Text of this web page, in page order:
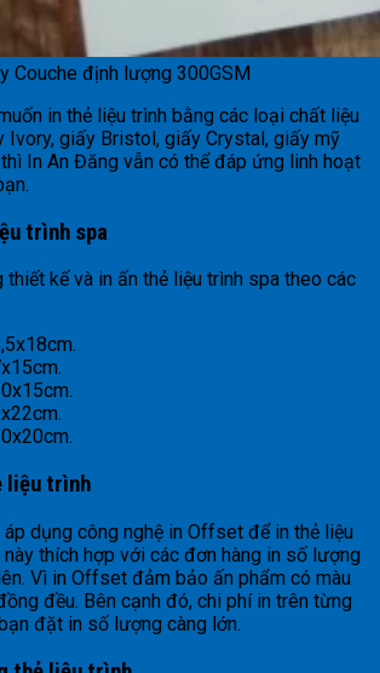
Couche định lượng 300GSM
in thẻ liệu trình bằng các loại chất liệu
Ivory, giấy Bristol, giấy Crystal, giấy mỹ
In An Đăng vẫn có thể đáp ứng linh hoạt
trình spa
thiết kế và in ấn thẻ liệu trình spa theo các
liệu trình
dụng công nghệ in Offset để in thẻ liệu
này thích hợp với các đơn hàng in số lượng
Vì in Offset đảm bảo ấn phẩm có màu
đều. Bên cạnh đó, chi phí in trên từng
đặt in số lượng càng lớn.